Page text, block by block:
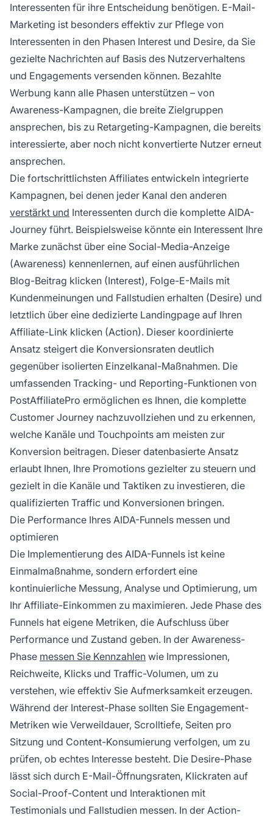
Interessenten für ihre Entscheidung benötigen. E-Mail-
Marketing ist besonders effektiv zur Pflege von
Interessenten in den Phasen Interest und Desire, da Sie
gezielte Nachrichten auf Basis des Nutzerverhaltens
und Engagements versenden können. Bezahlte
Werbung kann alle Phasen unterstützen – von
Awareness-Kampagnen, die breite Zielgruppen
ansprechen, bis zu Retargeting-Kampagnen, die bereits
interessierte, aber noch nicht konvertierte Nutzer erneut
ansprechen.
Die fortschrittlichsten Affiliates entwickeln integrierte
Kampagnen, bei denen jeder Kanal den anderen
verstärkt und Interessenten durch die komplette AIDA-
Journey führt. Beispielsweise könnte ein Interessent Ihre
Marke zunächst über eine Social-Media-Anzeige
(Awareness) kennenlernen, auf einen ausführlichen
Blog-Beitrag klicken (Interest), Folge-E-Mails mit
Kundenmeinungen und Fallstudien erhalten (Desire) und
letztlich über eine dedizierte Landingpage auf Ihren
Affiliate-Link klicken (Action). Dieser koordinierte
Ansatz steigert die Konversionsraten deutlich
gegenüber isolierten Einzelkanal-Maßnahmen. Die
umfassenden Tracking- und Reporting-Funktionen von
PostAffiliatePro ermöglichen es Ihnen, die komplette
Customer Journey nachzuvollziehen und zu erkennen,
welche Kanäle und Touchpoints am meisten zur
Konversion beitragen. Dieser datenbasierte Ansatz
erlaubt Ihnen, Ihre Promotions gezielter zu steuern und
gezielt in die Kanäle und Taktiken zu investieren, die
qualifizierten Traffic und Konversionen bringen.
Die Performance Ihres AIDA-Funnels messen und
optimieren
Die Implementierung des AIDA-Funnels ist keine
Einmalmaßnahme, sondern erfordert eine
kontinuierliche Messung, Analyse und Optimierung, um
Ihr Affiliate-Einkommen zu maximieren. Jede Phase des
Funnels hat eigene Metriken, die Aufschluss über
Performance und Zustand geben. In der Awareness-
Phase messen Sie Kennzahlen wie Impressionen,
Reichweite, Klicks und Traffic-Volumen, um zu
verstehen, wie effektiv Sie Aufmerksamkeit erzeugen.
Während der Interest-Phase sollten Sie Engagement-
Metriken wie Verweildauer, Scrolltiefe, Seiten pro
Sitzung und Content-Konsumierung verfolgen, um zu
prüfen, ob echtes Interesse besteht. Die Desire-Phase
lässt sich durch E-Mail-Öffnungsraten, Klickraten auf
Social-Proof-Content und Interaktionen mit
Testimonials und Fallstudien messen. In der Action-